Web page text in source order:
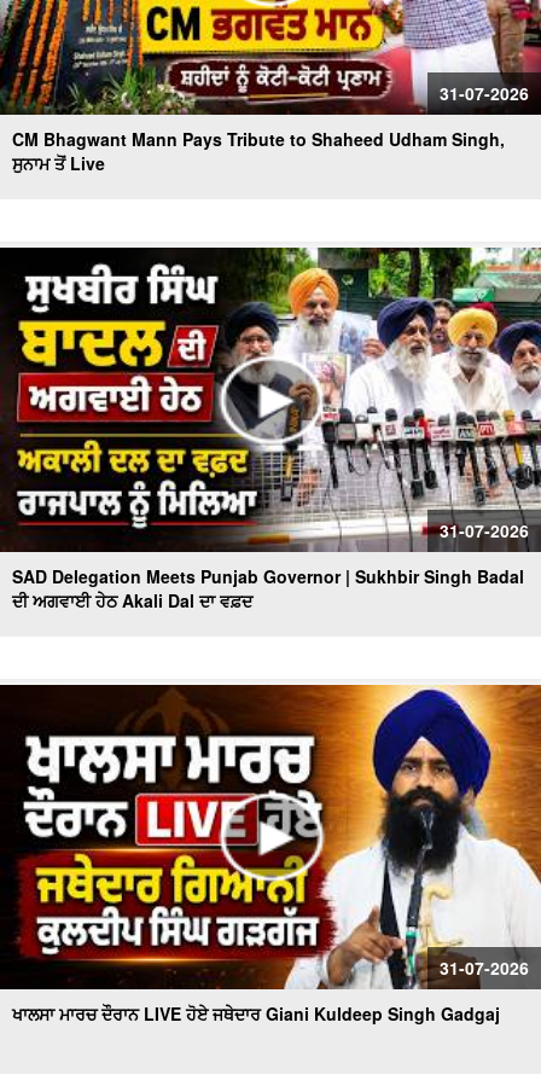
31-07-2026
CM Bhagwant Mann Pays Tribute to Shaheed Udham Singh,
ਸੁਨਾਮ ਤੋਂ Live
31-07-2026
SAD Delegation Meets Punjab Governor | Sukhbir Singh Badal
ਦੀ ਅਗਵਾਈ ਹੇਠ Akali Dal ਦਾ ਵਫ਼ਦ
31-07-2026
ਖਾਲਸਾ ਮਾਰਚ ਦੌਰਾਨ LIVE ਹੋਏ ਜਥੇਦਾਰ Giani Kuldeep Singh Gadgaj